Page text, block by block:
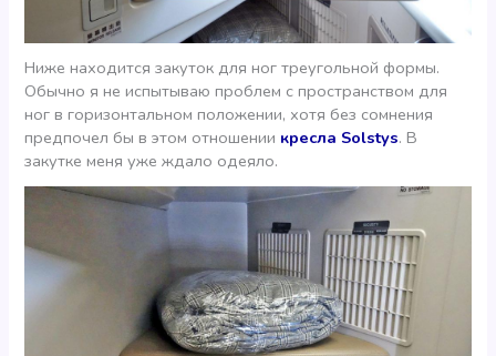
Ниже находится закуток для ног треугольной формы.
Обычно я не испытываю проблем с пространством для
ног в горизонтальном положении, хотя без сомнения
предпочел бы в этом отношении кресла Solstys. В
закутке меня уже ждало одеяло.